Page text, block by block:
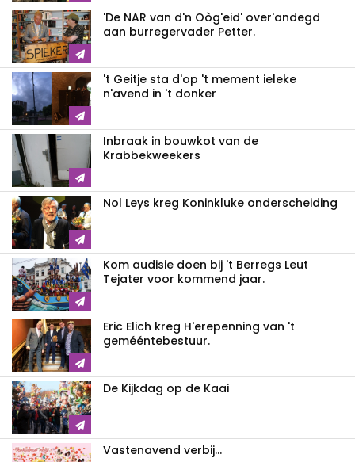
'De NAR van d'n Oòg'eid' over'andegd
aan burregervader Petter.
't Geitje sta d'op 't mement ieleke
n'avend in 't donker
Inbraak in bouwkot van de
Krabbekweekers
Nol Leys kreg Koninkluke onderscheiding
Kom audisie doen bij 't Berregs Leut
Tejater voor kommend jaar.
Eric Elich kreg H'erepenning van 't
gemééntebestuur.
De Kijkdag op de Kaai
Vastenavend verbij...